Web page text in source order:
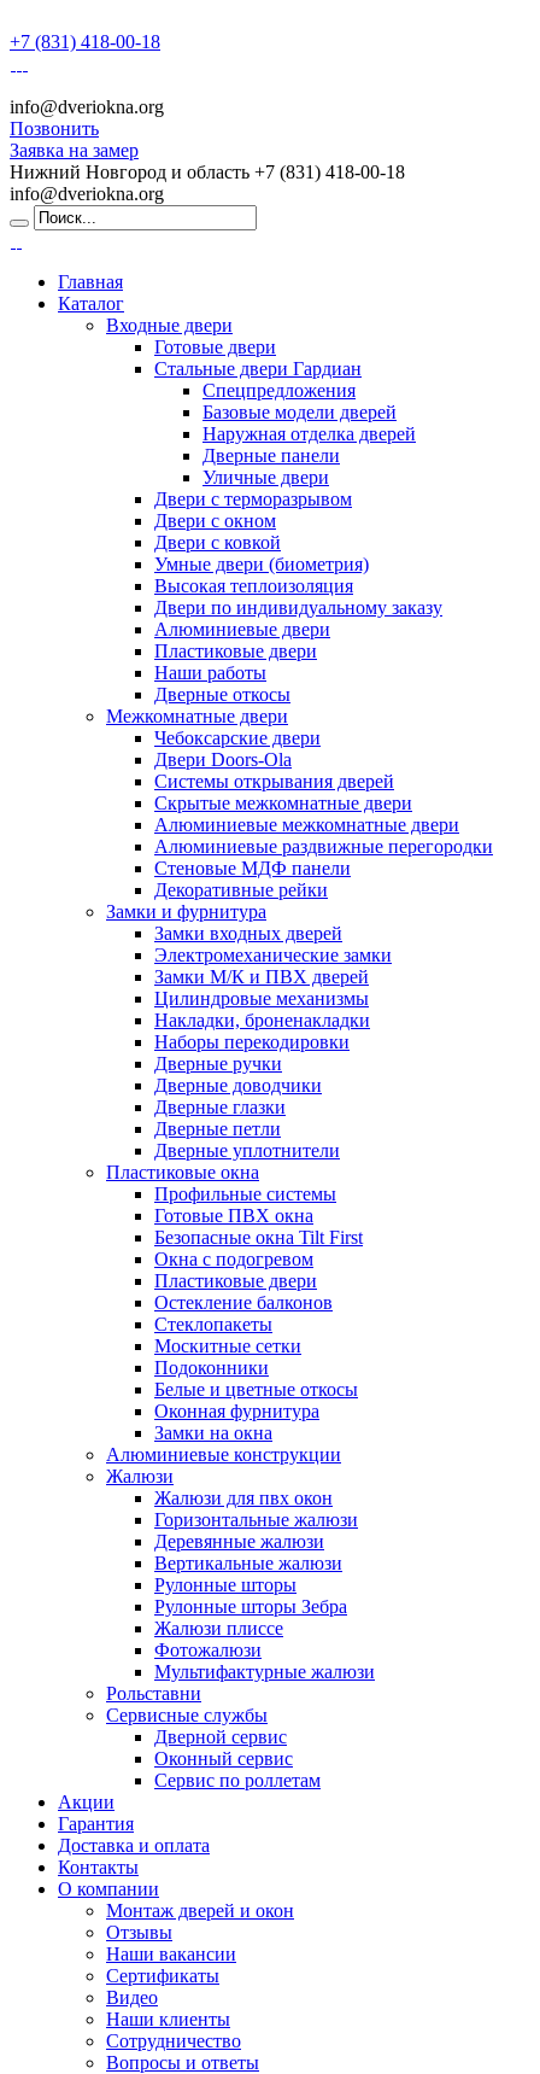
+7 (831) 418-00-18
info@dveriokna.org
Позвонить
Заявка на замер
Нижний Новгород и область +7 (831) 418-00-18
info@dveriokna.org
Главная
Каталог
Входные двери
Готовые двери
Стальные двери Гардиан
Спецпредложения
Базовые модели дверей
Наружная отделка дверей
Дверные панели
Уличные двери
Двери с терморазрывом
Двери с окном
Двери с ковкой
Умные двери (биометрия)
Высокая теплоизоляция
Двери по индивидуальному заказу
Алюминиевые двери
Пластиковые двери
Наши работы
Дверные откосы
Межкомнатные двери
Чебоксарские двери
Двери Doors-Ola
Системы открывания дверей
Скрытые межкомнатные двери
Алюминиевые межкомнатные двери
Алюминиевые раздвижные перегородки
Стеновые МДФ панели
Декоративные рейки
Замки и фурнитура
Замки входных дверей
Электромеханические замки
Замки М/К и ПВХ дверей
Цилиндровые механизмы
Накладки, броненакладки
Наборы перекодировки
Дверные ручки
Дверные доводчики
Дверные глазки
Дверные петли
Дверные уплотнители
Пластиковые окна
Профильные системы
Готовые ПВХ окна
Безопасные окна Tilt First
Окна с подогревом
Пластиковые двери
Остекление балконов
Стеклопакеты
Москитные сетки
Подоконники
Белые и цветные откосы
Оконная фурнитура
Замки на окна
Алюминиевые конструкции
Жалюзи
Жалюзи для пвх окон
Горизонтальные жалюзи
Деревянные жалюзи
Вертикальные жалюзи
Рулонные шторы
Рулонные шторы Зебра
Жалюзи плиссе
Фотожалюзи
Мультифактурные жалюзи
Рольставни
Сервисные службы
Дверной сервис
Оконный сервис
Сервис по роллетам
Акции
Гарантия
Доставка и оплата
Контакты
О компании
Монтаж дверей и окон
Отзывы
Наши вакансии
Сертификаты
Видео
Наши клиенты
Сотрудничество
Вопросы и ответы